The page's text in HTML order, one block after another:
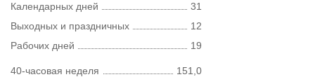
Календарных дней
31
Выходных и праздничных
12
Рабочих дней
19
40-часовая неделя
151,0